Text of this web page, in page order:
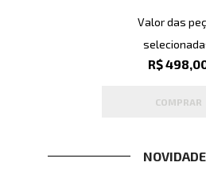
Valor das
R$
COMPRAR